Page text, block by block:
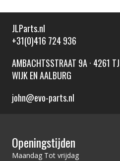
JLParts.nl
+31(0)416 724 936
AMBACHTSSTRAAT 9A · 4261 TJ
WIJK EN AALBURG
john@evo-parts.nl
Openingstijden
Maandag Tot vrijdag